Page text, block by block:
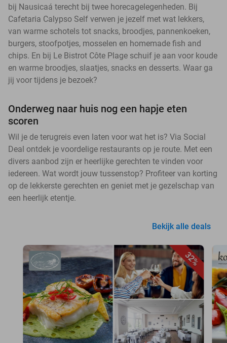
bij Nausicaá terecht bij twee horecagelegenheden. Bij
Cafetaria Calypso Self verwen je jezelf met wat lekkers,
van warme schotels tot snacks, broodjes, pannenkoeken,
burgers, stoofpotjes, mosselen en homemade fish and
chips. En bij Le Bistrot Côte Plage schuif je aan voor koude
en warme broodjes, slaatjes, snacks en desserts. Waar ga
jij voor tijdens je bezoek?
Onderweg naar huis nog een hapje eten
scoren
Wil je de terugreis even laten voor wat het is? Via Social
Deal ontdek je voordelige restaurants op je route. Met een
divers aanbod zijn er heerlijke gerechten te vinden voor
iedereen. Wat wordt jouw tussenstop? Profiteer van korting
op de lekkerste gerechten en geniet met je gezelschap van
een heerlijk etentje.
Bekijk alle deals
32%